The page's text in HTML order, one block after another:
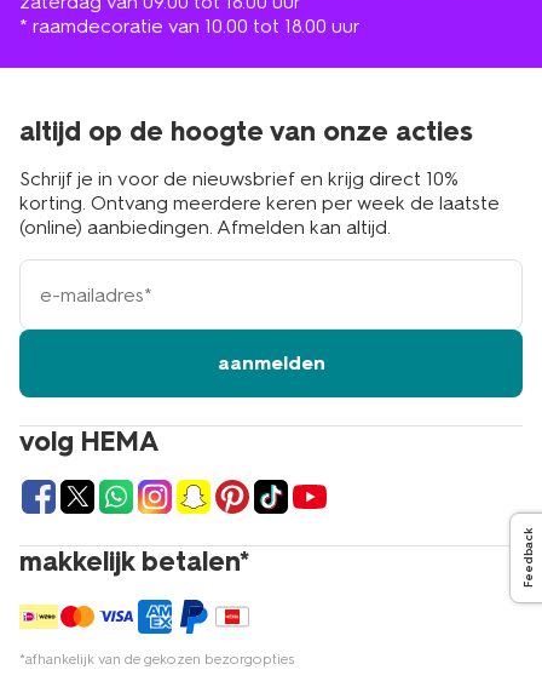
* raamdecoratie van 10.00 tot 18.00 uur
volg HEMA
makkelijk betalen*
*afhankelijk van de gekozen bezorgopties
altijd op de hoogte van onze acties
Schrijf je in voor de nieuwsbrief en krijg direct 10%
korting. Ontvang meerdere keren per week de laatste
(online) aanbiedingen. Afmelden kan altijd.
e-
mailadres
aanmelden
Feedback